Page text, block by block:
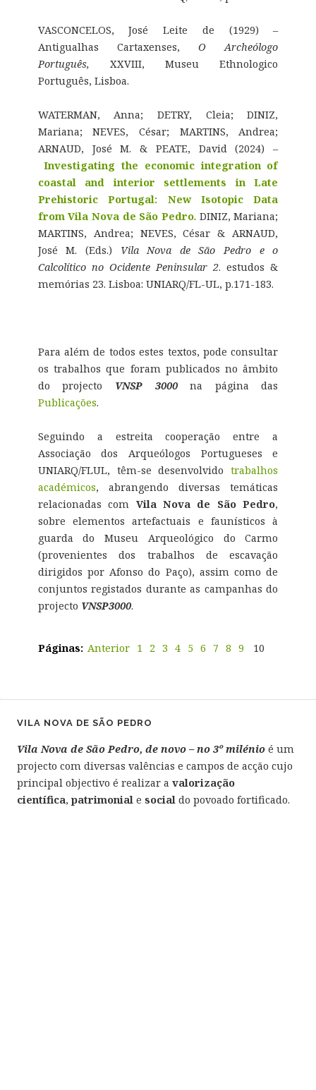
VASCONCELOS, José Leite de (1929) –
Antigualhas Cartaxenses,O Archeólogo
Português, XXVIII, Museu Ethnologico
Português, Lisboa.
WATERMAN, Anna; DETRY, Cleia; DINIZ,
Mariana; NEVES, César; MARTINS, Andrea;
ARNAUD, José M. & PEATE, David (2024) –
Investigating the economic integration of
coastal and interior settlements in Late
Prehistoric Portugal: New Isotopic Data
from Vila Nova de São Pedro. DINIZ, Mariana;
MARTINS, Andrea; NEVES, César & ARNAUD,
José M. (Eds.) Vila Nova de São Pedro e o
Calcolítico no Ocidente Peninsular 2. estudos &
memórias 23. Lisboa: UNIARQ/FL-UL, p.171-183.
Para além de todos estes textos, pode consultar
os trabalhos que foram publicados no âmbito
do projecto VNSP 3000na página das
Publicações.
Seguindo a estreita cooperação entre a
Associação dos Arqueólogos Portugueses e
UNIARQ/FLUL, têm-se desenvolvidotrabalhos
académicos, abrangendo diversas temáticas
relacionadas com Vila Nova de São Pedro,
sobre elementos artefactuais e faunísticos à
guarda do Museu Arqueológico do Carmo
(provenientes dos trabalhos de escavação
dirigidos por Afonso do Paço), assim como de
conjuntos registados durante as campanhas do
projecto VNSP3000.
Páginas: Anterior 1 2 3 4 5 6 7 8 9 10
VILA NOVA DE SÃO PEDRO
Vila Nova de São Pedro, de novo – no 3º milénio é um
projecto com diversas valências e campos de acção cujo
principal objectivo é realizar a valorização
científica, patrimonial e social do povoado fortificado.